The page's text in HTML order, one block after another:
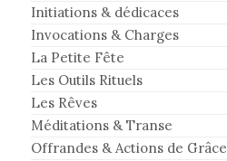
Initiations & dédicaces
Invocations & Charges
La Petite Fête
Les Outils Rituels
Les Rêves
Méditations & Transe
Offrandes & Actions de Grâce